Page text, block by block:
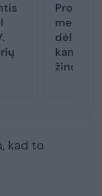
mero
žinome
kad to